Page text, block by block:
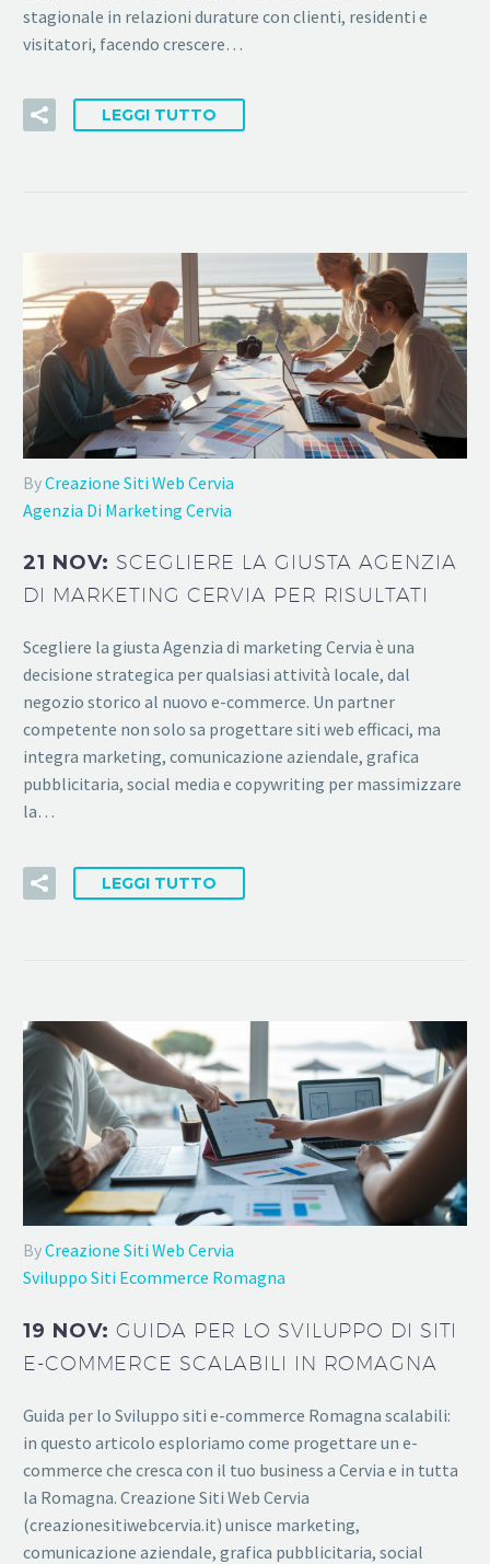
stagionale in relazioni durature con clienti, residenti e
visitatori, facendo crescere…
LEGGI TUTTO
ByCreazione Siti Web Cervia
Agenzia Di Marketing Cervia
21 NOV: SCEGLIERE LA GIUSTA AGENZIA
DI MARKETING CERVIA PER RISULTATI
Scegliere la giusta Agenzia di marketing Cervia è una
decisione strategica per qualsiasi attività locale, dal
negozio storico al nuovo e-commerce. Un partner
competente non solo sa progettare siti web efficaci, ma
integra marketing, comunicazione aziendale, grafica
pubblicitaria, social media e copywriting per massimizzare
la…
LEGGI TUTTO
ByCreazione Siti Web Cervia
Sviluppo Siti Ecommerce Romagna
19 NOV:GUIDA PER LO SVILUPPO DI SITI
E-COMMERCE SCALABILI IN ROMAGNA
Guida per lo Sviluppo siti e-commerce Romagna scalabili:
in questo articolo esploriamo come progettare un e-
commerce che cresca con il tuo business a Cervia e in tutta
la Romagna. Creazione Siti Web Cervia
(creazionesitiwebcervia.it) unisce marketing,
comunicazione aziendale, grafica pubblicitaria, social